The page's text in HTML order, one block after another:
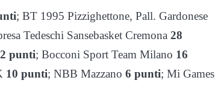
; BT 1995 Pizzighettone, Pall. Gardonese
Tedeschi Sansebasket Cremona 28
punti; Bocconi Sport Team Milano 16
10 punti; NBB Mazzano 6 punti; Mi Games